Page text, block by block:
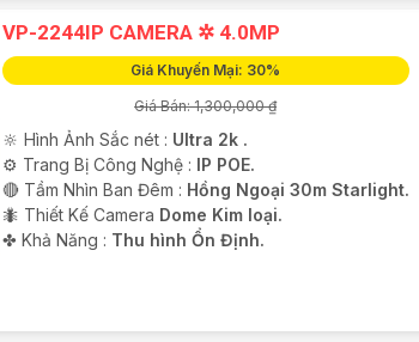
VP-2244IP CAMERA ✲ 4.0MP
Giá Khuyến Mại: 30%
Giá Bán: 1,300,000 ₫
🔆 Hình Ảnh Sắc nét : Ultra 2k .
⚙ Trang Bị Công Nghệ : IP POE.
🔴 Tầm Nhìn Ban Đêm : Hồng Ngoại 30m Starlight.
🐜 Thiết Kế Camera Dome Kim loại.
️✤ Khả Năng : Thu hình Ổn Định.